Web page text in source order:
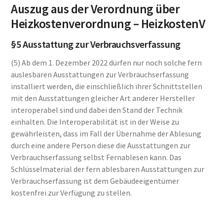
Auszug aus der Verordnung über
Heizkostenverordnung – HeizkostenV
§5 Ausstattung zur Verbrauchsverfassung
(5) Ab dem 1. Dezember 2022 dürfen nur noch solche fern
auslesbaren Ausstattungen zur Verbrauchserfassung
installiert werden, die einschließlich ihrer Schnittstellen
mit den Ausstattungen gleicher Art anderer Hersteller
interoperabel sind und dabei den Stand der Technik
einhalten. Die Interoperabilität ist in der Weise zu
gewährleisten, dass im Fall der Übernahme der Ablesung
durch eine andere Person diese die Ausstattungen zur
Verbrauchserfassung selbst Fernablesen kann. Das
Schlüsselmaterial der fern ablesbaren Ausstattungen zur
Verbrauchserfassung ist dem Gebäudeeigentümer
kostenfrei zur Verfügung zu stellen.